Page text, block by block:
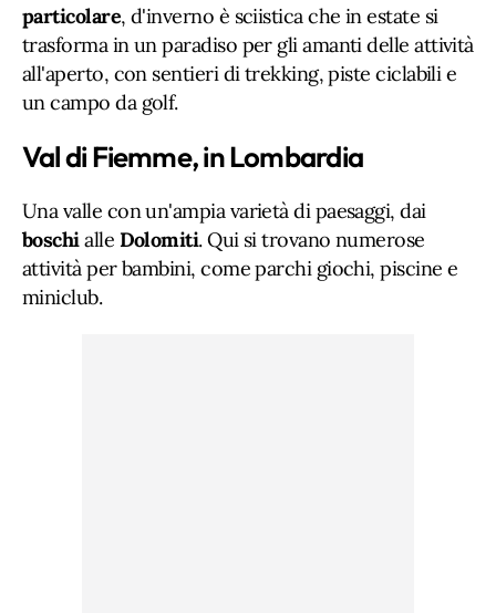
particolare, d'inverno è sciistica che in estate si
trasforma in un paradiso per gli amanti delle attività
all'aperto, con sentieri di trekking, piste ciclabili e
un campo da golf.
Val di Fiemme, in Lombardia
Una valle con un'ampia varietà di paesaggi, dai
boschialle Dolomiti. Qui si trovano numerose
attività per bambini, come parchi giochi, piscine e
miniclub.